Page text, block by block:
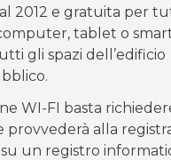
2012 e gratuita per
tablet o
gli spazi
WI-FI basta
provvederà alla
un registro